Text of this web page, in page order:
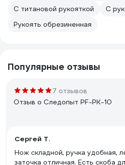
С титановой рукояткой
С
Рукоять обрезиненная
Популярные отзывы
7 отзывов
Отзыв о Следопыт PF-PK-10
Сергей Т.
Нож складной, ручка удобная,
заточка отличная. Есть скоба